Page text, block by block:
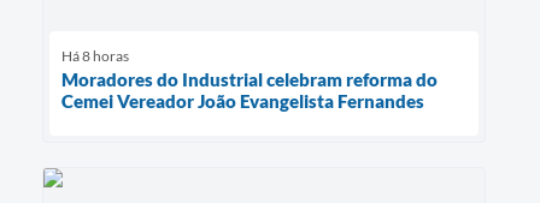
Há 8 horas
Moradores do Industrial celebram reforma do
Cemei Vereador João Evangelista Fernandes